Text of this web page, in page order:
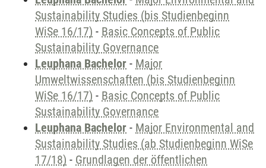
Sustainability Studies (bis Studienbeginn
WiSe 16/17) - Basic Concepts of Public
Sustainability Governance
Leuphana Bachelor - Major
Umweltwissenschaften (bis Studienbeginn
WiSe 16/17) - Basic Concepts of Public
Sustainability Governance
Leuphana Bachelor - Major Environmental and
Sustainability Studies (ab Studienbeginn WiSe
17/18) - Grundlagen der öffentlichen